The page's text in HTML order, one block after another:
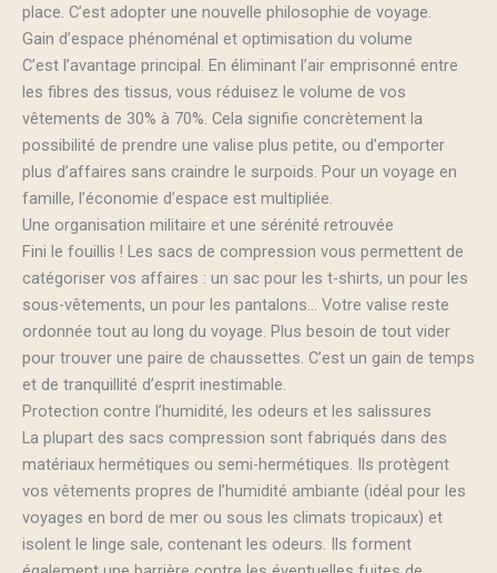
place. C’est adopter une nouvelle philosophie de voyage.
Gain d’espace phénoménal et optimisation du volume
C’est l’avantage principal. En éliminant l’air emprisonné entre
les fibres des tissus, vous réduisez le volume de vos
vêtements de 30% à 70%. Cela signifie concrètement la
possibilité de prendre une valise plus petite, ou d’emporter
plus d’affaires sans craindre le surpoids. Pour un voyage en
famille, l’économie d’espace est multipliée.
Une organisation militaire et une sérénité retrouvée
Fini le fouillis ! Les sacs de compression vous permettent de
catégoriser vos affaires : un sac pour les t-shirts, un pour les
sous-vêtements, un pour les pantalons… Votre valise reste
ordonnée tout au long du voyage. Plus besoin de tout vider
pour trouver une paire de chaussettes. C’est un gain de temps
et de tranquillité d’esprit inestimable.
Protection contre l’humidité, les odeurs et les salissures
La plupart des sacs compression sont fabriqués dans des
matériaux hermétiques ou semi-hermétiques. Ils protègent
vos vêtements propres de l’humidité ambiante (idéal pour les
voyages en bord de mer ou sous les climats tropicaux) et
isolent le linge sale, contenant les odeurs. Ils forment